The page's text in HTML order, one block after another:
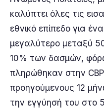
καλύπτει όλες τις
εθνικό επίπεδο για
μεγαλύτερο μεταξύ
10% των δασμών,
πληρώθηκαν στην
προηγούμενους 12
την εγγύησή του στο